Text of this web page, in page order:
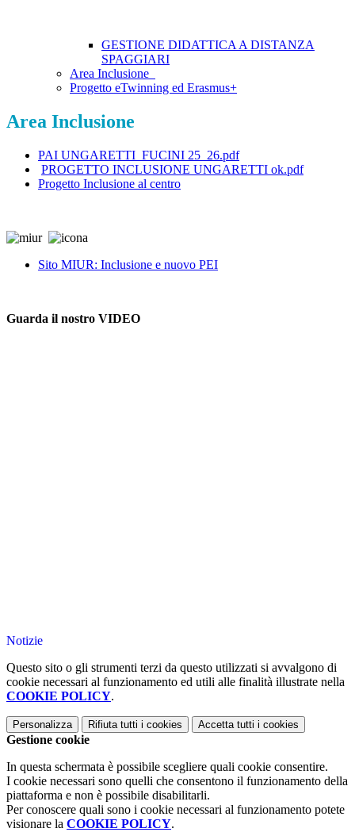
GESTIONE DIDATTICA A DISTANZA
SPAGGIARI
Area Inclusione
Progetto eTwinning ed Erasmus+
Area Inclusione
PAI UNGARETTI_FUCINI 25_26.pdf
PROGETTO INCLUSIONE UNGARETTI ok.pdf
Progetto Inclusione al centro
Sito MIUR: Inclusione e nuovo PEI
Guarda il nostro VIDEO
Notizie
Questo sito o gli strumenti terzi da questo utilizzati si avvalgono di
cookie necessari al funzionamento ed utili alle finalità illustrate nella
COOKIE POLICY.
Personalizza Rifiuta tutti i cookies Accetta tutti i cookies
Gestione cookie
In questa schermata è possibile scegliere quali cookie consentire.
I cookie necessari sono quelli che consentono il funzionamento della
piattaforma e non è possibile disabilitarli.
Per conoscere quali sono i cookie necessari al funzionamento potete
visionare la COOKIE POLICY.